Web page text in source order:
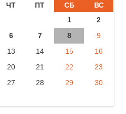
ЧТ ПТ СБ
ВС
1
2
6 7 8
9
13 14 15
16
20 21 22
23
27 28 29
30